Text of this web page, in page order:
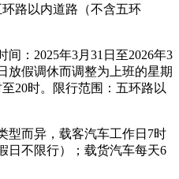
路以内道路（不含五环
：2025年3月31日至2026年3
放假调休而调整为上班的星期
20时。限行范围：五环路以
型而异，载客汽车工作日7时
日不限行）；载货汽车每天6